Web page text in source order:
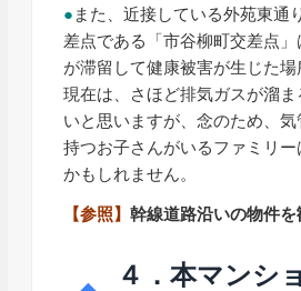
● また、近接している外苑東通
差点である「市谷柳町交差点
が滞留して健康被害が生じた場
現在は、さほど排気ガスが溜
いと思いますが、念のため、
持つお子さんがいるファミリ
かもしれません。
【参照】幹線道路沿いの物件
４．本マンシ